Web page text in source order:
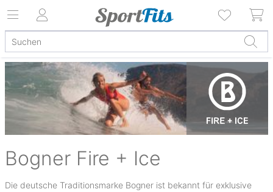
Bogner Fire + Ice
Die deutsche Traditionsmarke Bogner ist bekannt für exklusive